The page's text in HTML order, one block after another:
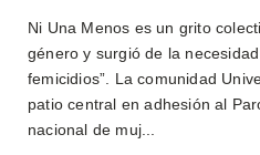
Ni Una Menos es un grito
género y surgió de la
femicidios”. La comunidad
patio central en adhesión al
nacional de muj...